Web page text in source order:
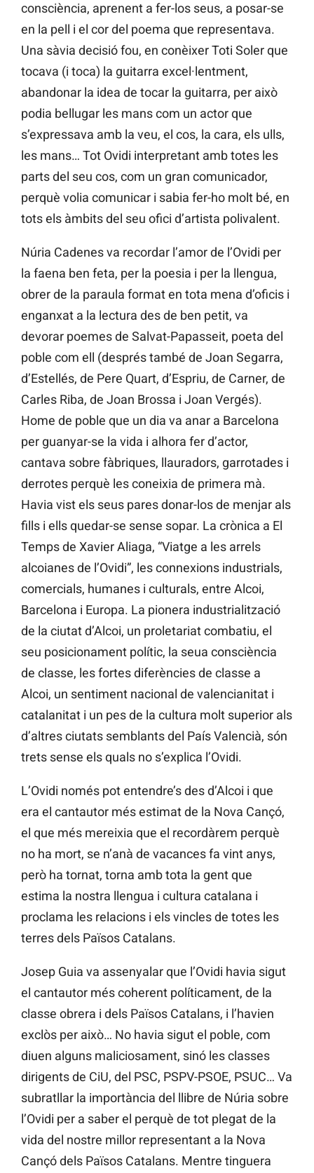
consciència, aprenent a fer-los seus, a posar-se
en la pell i el cor del poema que representava.
Una sàvia decisió fou, en conèixer Toti Soler que
tocava (i toca) la guitarra excel·lentment,
abandonar la idea de tocar la guitarra, per això
podia bellugar les mans com un actor que
s’expressava amb la veu, el cos, la cara, els ulls,
les mans… Tot Ovidi interpretant amb totes les
parts del seu cos, com un gran comunicador,
perquè volia comunicar i sabia fer-ho molt bé, en
tots els àmbits del seu ofici d’artista polivalent.
Núria Cadenes va recordar l’amor de l’Ovidi per
la faena ben feta, per la poesia i per la llengua,
obrer de la paraula format en tota mena d’oficis i
enganxat a la lectura des de ben petit, va
devorar poemes de Salvat-Papasseit, poeta del
poble com ell (després també de Joan Segarra,
d’Estellés, de Pere Quart, d’Espriu, de Carner, de
Carles Riba, de Joan Brossa i Joan Vergés).
Home de poble que un dia va anar a Barcelona
per guanyar-se la vida i alhora fer d’actor,
cantava sobre fàbriques, llauradors, garrotades i
derrotes perquè les coneixia de primera mà.
Havia vist els seus pares donar-los de menjar als
fills i ells quedar-se sense sopar. La crònica a El
Temps de Xavier Aliaga, “Viatge a les arrels
alcoianes de l’Ovidi”, les connexions industrials,
comercials, humanes i culturals, entre Alcoi,
Barcelona i Europa. La pionera industrialització
de la ciutat d’Alcoi, un proletariat combatiu, el
seu posicionament polític, la seua consciència
de classe, les fortes diferències de classe a
Alcoi, un sentiment nacional de valencianitat i
catalanitat i un pes de la cultura molt superior als
d’altres ciutats semblants del País Valencià, són
trets sense els quals no s’explica l’Ovidi.
L’Ovidi només pot entendre’s des d’Alcoi i que
era el cantautor més estimat de la Nova Cançó,
el que més mereixia que el recordàrem perquè
no ha mort, se n’anà de vacances fa vint anys,
però ha tornat, torna amb tota la gent que
estima la nostra llengua i cultura catalana i
proclama les relacions i els vincles de totes les
terres dels Països Catalans.
Josep Guia va assenyalar que l’Ovidi havia sigut
el cantautor més coherent políticament, de la
classe obrera i dels Països Catalans, i l’havien
exclòs per això… No havia sigut el poble, com
diuen alguns maliciosament, sinó les classes
dirigents de CiU, del PSC, PSPV-PSOE, PSUC… Va
subratllar la importància del llibre de Núria sobre
l’Ovidi per a saber el perquè de tot plegat de la
vida del nostre millor representant a la Nova
Cançó dels Països Catalans. Mentre tinguera